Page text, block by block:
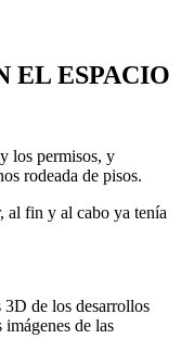
EL ESPACIO
los permisos, y
rodeada de pisos.
al fin y al cabo ya tenía
3D de los desarrollos
de las